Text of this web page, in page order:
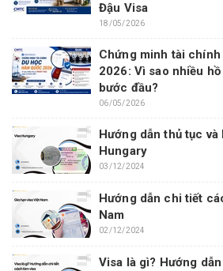
Đậu Visa
18/05/2026
Chứng minh tài chính
2026: Vì sao nhiều
bước đầu?
06/05/2026
Hướng dẫn thủ tục
Hungary
03/12/2024
Hướng dẫn chi tiết
Nam
02/12/2024
Visa là gì? Hướng